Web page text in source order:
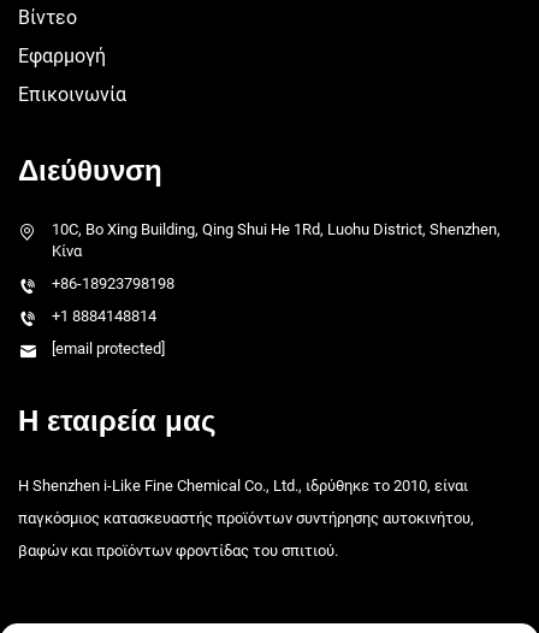
Βίντεο
Εφαρμογή
Επικοινωνία
Διεύθυνση
10C, Bo Xing Building, Qing Shui He 1Rd, Luohu District, Shenzhen,
Κίνα
+86-18923798198
+1 8884148814
[email protected]
Η εταιρεία μας
Η Shenzhen i-Like Fine Chemical Co., Ltd., ιδρύθηκε το 2010, είναι
παγκόσμιος κατασκευαστής προϊόντων συντήρησης αυτοκινήτου,
βαφών και προϊόντων φροντίδας του σπιτιού.